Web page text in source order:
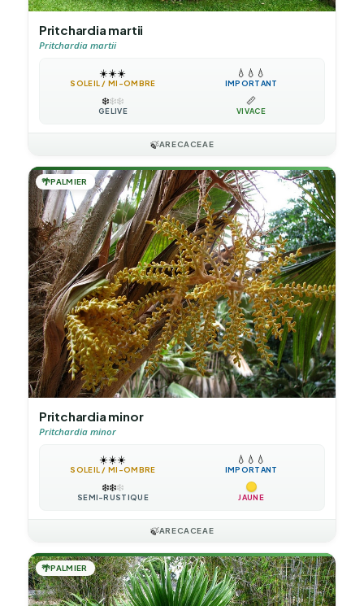
Pritchardia martii
Pritchardia martii
☀️☀️☀️
SOLEIL / MI-OMBRE
💧 💧 💧
IMPORTANT
❄️❄️❄️
GÉLIVE
📏
VIVACE
🍃ARECACEAE
🌴PALMIER
Pritchardia minor
Pritchardia minor
☀️☀️☀️
SOLEIL / MI-OMBRE
💧 💧 💧
IMPORTANT
❄️❄️❄️
SEMI-RUSTIQUE JAUNE
🍃ARECACEAE
🌴PALMIER